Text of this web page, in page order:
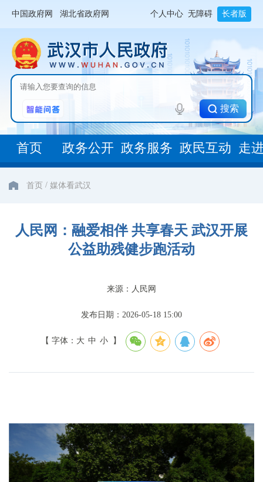
中国政府网 湖北省政府网 个人中心 无障碍 长者版
搜索
首页 政务公开 政务服务 政民互动 走
首页 / 媒体看武汉
人民网：融爱相伴 共享春天 武汉开展
公益助残健步跑活动
来源：人民网
发布日期：2026-05-18 15:00
【 字体： 大 中 小 】